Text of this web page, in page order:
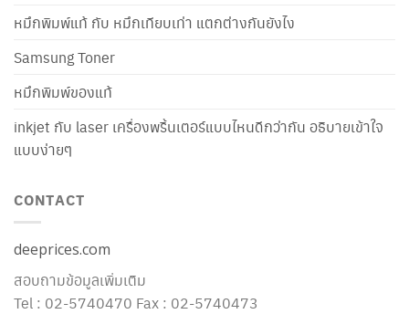
หมึกพิมพ์แท้ กับ หมึกเทียบเท่า แตกต่างกันยังไง
Samsung Toner
หมึกพิมพ์ของแท้
inkjet กับ laser เครื่องพริ้นเตอร์แบบไหนดีกว่ากัน อธิบายเข้าใจ
แบบง่ายๆ
CONTACT
deeprices.com
สอบถามข้อมูลเพิ่มเติม
Tel : 02-5740470 Fax : 02-5740473